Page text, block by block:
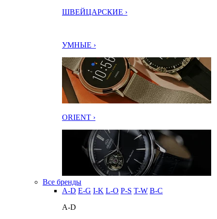
ШВЕЙЦАРСКИЕ ›
УМНЫЕ ›
ORIENT ›
Все бренды
A-D E-G I-K L-O P-S T-W В-С
A-D